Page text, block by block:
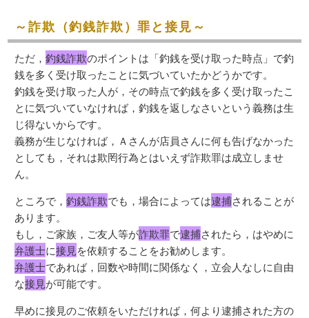
～詐欺（釣銭詐欺）罪と接見～
ただ，釣銭詐欺のポイントは「釣銭を受け取った時点」で釣
銭を多く受け取ったことに気づいていたかどうかです。
釣銭を受け取った人が，その時点で釣銭を多く受け取ったこ
とに気づいていなければ，釣銭を返しなさいという義務は生
じ得ないからです。
義務が生じなければ，Ａさんが店員さんに何も告げなかった
としても，それは欺罔行為とはいえず詐欺罪は成立しませ
ん。
ところで，釣銭詐欺でも，場合によっては逮捕されることが
あります。
もし，ご家族，ご友人等が詐欺罪で逮捕されたら，はやめに
弁護士に接見を依頼することをお勧めします。
弁護士であれば，回数や時間に関係なく，立会人なしに自由
な接見が可能です。
早めに接見のご依頼をいただければ，何より逮捕された方の